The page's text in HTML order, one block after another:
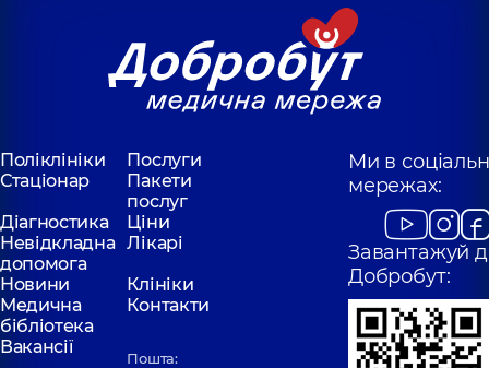
Поліклініки
Послуги
Стаціонар
Пакети
послуг
Діагностика
Ціни
Невідкладна
допомога
Лікарі
Новини
Клініки
Медична
бібліотека
Контакти
Вакансії
Пошта:
Ми в
мережах:
Завантажуй
Добробут: